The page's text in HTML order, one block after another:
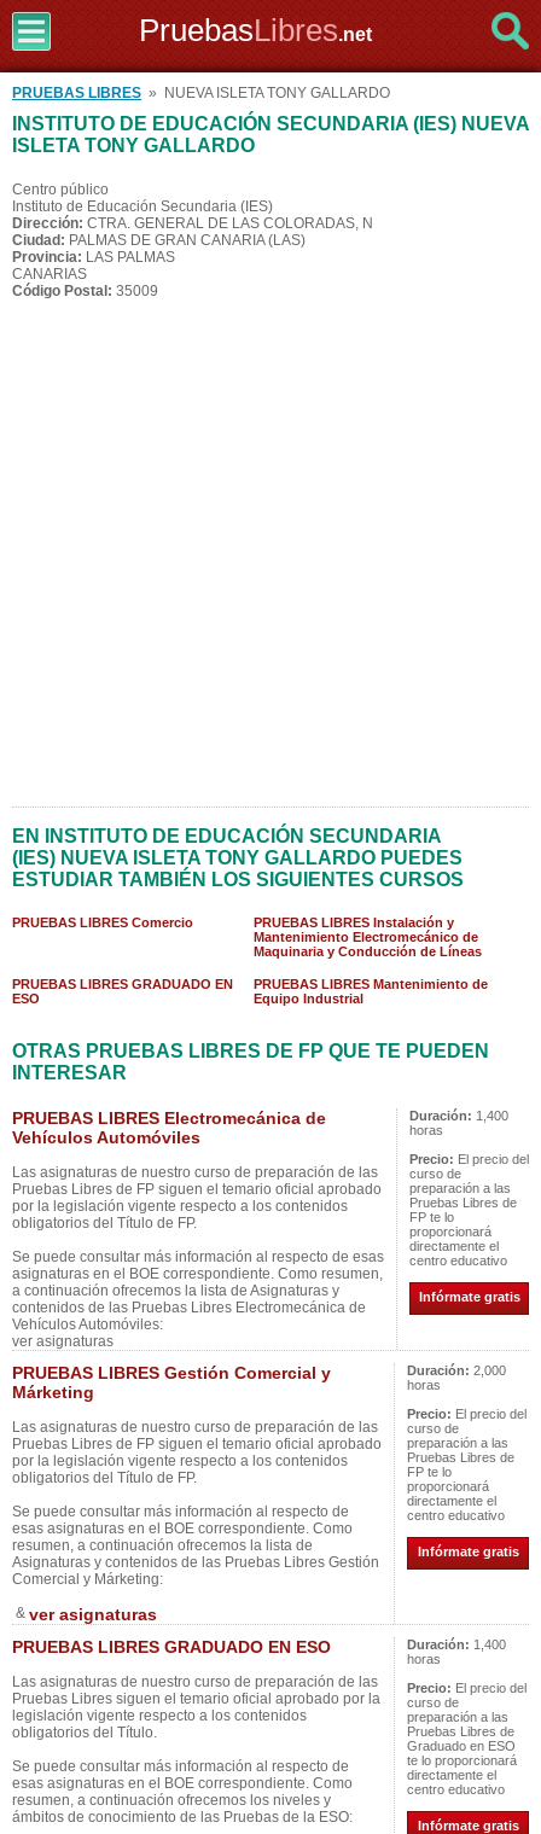
PruebasLibres.net
PRUEBAS LIBRES » NUEVA ISLETA TONY GALLARDO
INSTITUTO DE EDUCACIÓN SECUNDARIA (IES) NUEVA
ISLETA TONY GALLARDO
Centro público
Instituto de Educación Secundaria (IES)
Dirección: CTRA. GENERAL DE LAS COLORADAS, N
Ciudad: PALMAS DE GRAN CANARIA (LAS)
Provincia: LAS PALMAS
CANARIAS
Código Postal: 35009
EN INSTITUTO DE EDUCACIÓN SECUNDARIA
(IES) NUEVA ISLETA TONY GALLARDO PUEDES
ESTUDIAR TAMBIÉN LOS SIGUIENTES CURSOS
PRUEBAS LIBRES Comercio
PRUEBAS LIBRES Instalación y
Mantenimiento Electromecánico de
Maquinaria y Conducción de Líneas
PRUEBAS LIBRES GRADUADO EN
ESO
PRUEBAS LIBRES Mantenimiento de
Equipo Industrial
OTRAS PRUEBAS LIBRES DE FP QUE TE PUEDEN
INTERESAR
PRUEBAS LIBRES Electromecánica de
Vehículos Automóviles
Las asignaturas de nuestro curso de preparación de las
Pruebas Libres de FP siguen el temario oficial aprobado
por la legislación vigente respecto a los contenidos
obligatorios del Título de FP.
Se puede consultar más información al respecto de esas
asignaturas en el BOE correspondiente. Como resumen,
a continuación ofrecemos la lista de Asignaturas y
contenidos de las Pruebas Libres Electromecánica de
Vehículos Automóviles:
ver asignaturas
Duración: 1,400
horas
Precio: El precio del
curso de
preparación a las
Pruebas Libres de
FP te lo
proporcionará
directamente el
centro educativo
Infórmate gratis
PRUEBAS LIBRES Gestión Comercial y
Márketing
Las asignaturas de nuestro curso de preparación de las
Pruebas Libres de FP siguen el temario oficial aprobado
por la legislación vigente respecto a los contenidos
obligatorios del Título de FP.
Se puede consultar más información al respecto de
esas asignaturas en el BOE correspondiente. Como
resumen, a continuación ofrecemos la lista de
Asignaturas y contenidos de las Pruebas Libres Gestión
Comercial y Márketing:
& ver asignaturas
Duración: 2,000
horas
Precio: El precio del
curso de
preparación a las
Pruebas Libres de
FP te lo
proporcionará
directamente el
centro educativo
Infórmate gratis
PRUEBAS LIBRES GRADUADO EN ESO
Las asignaturas de nuestro curso de preparación de las
Pruebas Libres siguen el temario oficial aprobado por la
legislación vigente respecto a los contenidos
obligatorios del Título.
Se puede consultar más información al respecto de
esas asignaturas en el BOE correspondiente. Como
resumen, a continuación ofrecemos los niveles y
ámbitos de conocimiento de las Pruebas de la ESO:
Duración: 1,400
horas
Precio: El precio del
curso de
preparación a las
Pruebas Libres de
Graduado en ESO
te lo proporcionará
directamente el
centro educativo
Infórmate gratis